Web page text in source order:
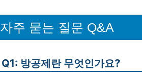
자주 묻는 질문 Q&A
Q1: 방공제란 무엇인가요?